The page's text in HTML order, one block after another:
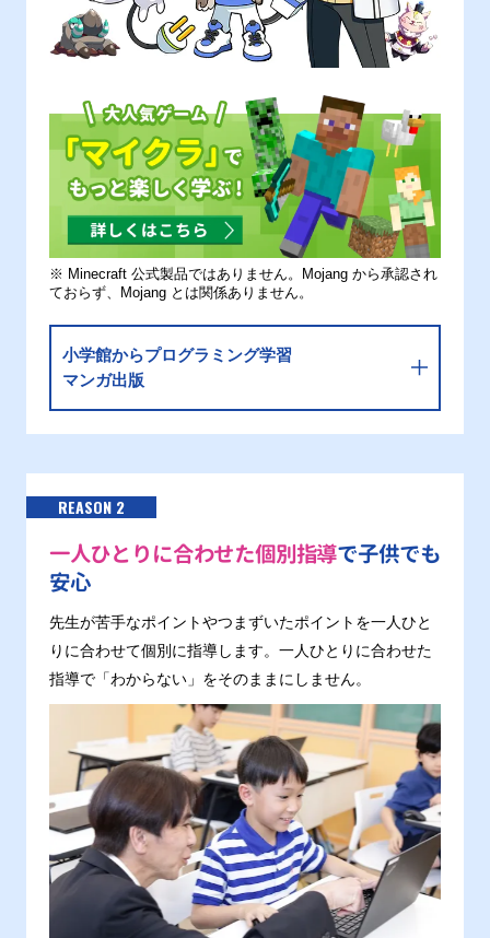
※ Minecraft 公式製品ではありません。Mojang から承認され
ておらず、Mojang とは関係ありません。
小学館からプログラミング学習
マンガ出版
REASON 2
一人ひとりに合わせた個別指導で子供でも
安心
先生が苦手なポイントやつまずいたポイントを一人ひと
りに合わせて個別に指導します。一人ひとりに合わせた
指導で「わからない」をそのままにしません。